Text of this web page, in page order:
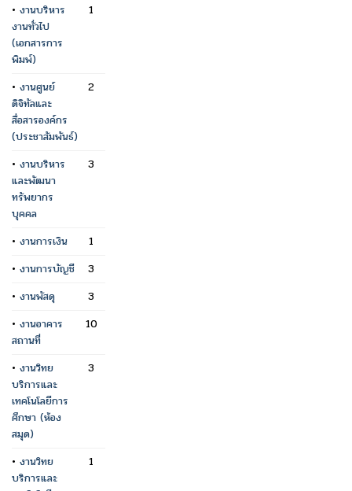
• งานบริหาร
งานทั่วไป
(เอกสารการ
พิมพ์)
1
• งานศูนย์
ดิจิทัลและ
สื่อสารองค์กร
(ประชาสัมพันธ์)
2
• งานบริหาร
และพัฒนา
ทรัพยากร
บุคคล
3
• งานการเงิน
1
• งานการบัญชี
3
• งานพัสดุ
3
• งานอาคาร
สถานที่
10
• งานวิทย
บริการและ
เทคโนโลยีการ
ศึกษา (ห้อง
สมุด)
3
• งานวิทย
บริการและ
1